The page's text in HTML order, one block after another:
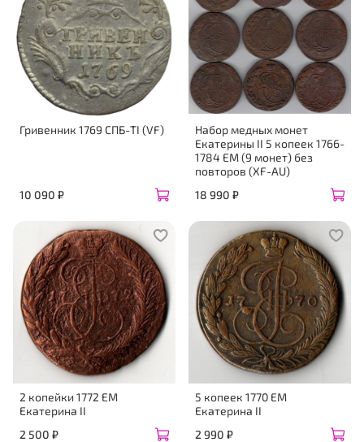
Гривенник 1769 СПБ-TI (VF)
10 090 ₽
Набор медных монет
Екатерины II 5 копеек 1766-
1784 ЕМ (9 монет) без
повторов (XF-AU)
18 990 ₽
2 копейки 1772 ЕМ
Екатерина II
2 500 ₽
5 копеек 1770 ЕМ
Екатерина II
2 990 ₽